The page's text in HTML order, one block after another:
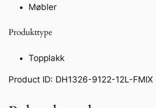
Møbler
Produkttype
Topplakk
Product ID: DH1326-9122-12L-FMIX